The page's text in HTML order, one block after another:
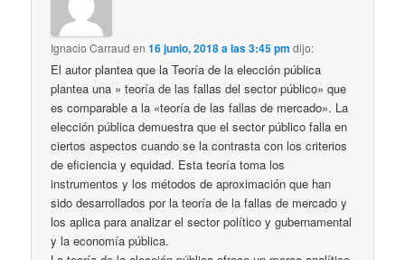
Ignacio Carraud en16 junio, 2018 a las 3:45 pm dijo:
El autor plantea que la Teoría de la elección pública
plantea una » teoría de las fallas del sector público» que
es comparable a la «teoría de las fallas de mercado». La
elección pública demuestra que el sector público falla en
ciertos aspectos cuando se la contrasta con los criterios
de eficiencia y equidad. Esta teoría toma los
instrumentos y los métodos de aproximación que han
sido desarrollados por la teoría de la fallas de mercado y
los aplica para analizar el sector político y gubernamental
y la economía pública.